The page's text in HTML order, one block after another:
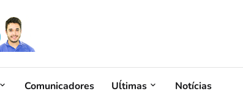
Comunicadores Uĺtimas Notícias